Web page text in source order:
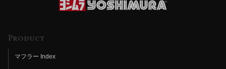
Product
マフラー Index